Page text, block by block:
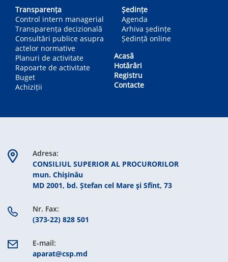
Transparența
Control intern managerial
Transparența decizională
Consultări publice asupra
actelor normative
Planuri de activitate
Rapoarte de activitate
Buget
Achiziții
Ședințe
Agenda
Arhiva ședințe
Ședință online
Acasă
Hotărâri
Registru
Contacte
Adresa:
CONSILIUL SUPERIOR AL PROCURORILOR
mun. Chişinău
MD 2001, bd. Ștefan cel Mare şi Sfînt, 73
Nr. Fax:
(373-22) 828 501
E-mail:
aparat@csp.md